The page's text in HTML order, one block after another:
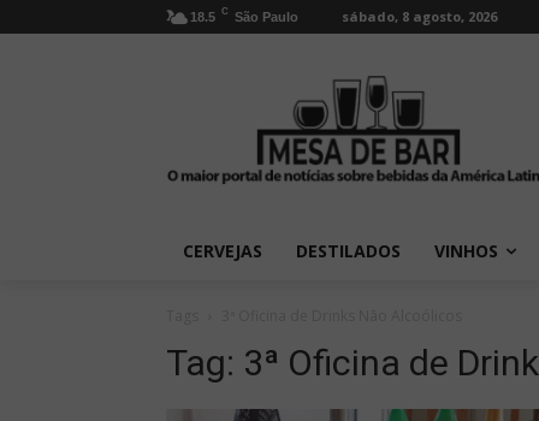
18.5 C São Paulo sábado, 8 agosto, 2026
CERVEJAS DESTILADOS VINHOS
Tag: 3ª Oficina de